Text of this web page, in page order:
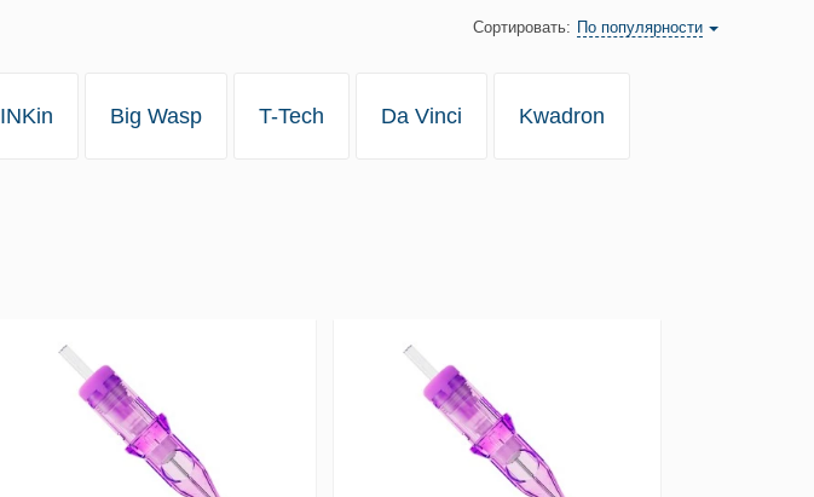
Сортировать: По популярности
INKin Big Wasp T-Tech Da Vinci Kwadron